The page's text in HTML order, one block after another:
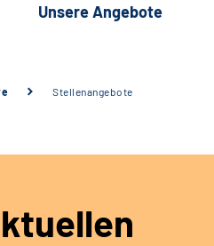
Unsere Angebote
Stellenangebote